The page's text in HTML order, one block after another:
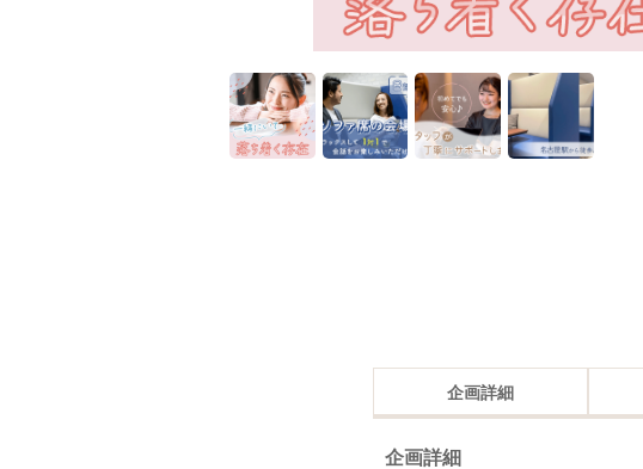
企画詳細
企画詳細